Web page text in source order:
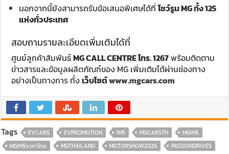
นอกจากนี้ยังสามารถรับข้อเสนอพิเศษได้ที่โชว์รูม MG ทั้ง 125
แห่งทั่วประเทศ
สอบถามรายละเอียดเพิ่มเติมได้ที่
ศูนย์ลูกค้าสัมพันธ์MG CALL CENTRE โทร. 1267พร้อมติดตาม
ข่าวสารและข้อมูลผลิตภัณฑ์ของ MG เพิ่มเติมได้ผ่านช่องทาง
อย่างเป็นทางการ ทั้งเว็บไซต์www.mgcars.com
Tags EVCARS EVPROMOTION IM5 MGCARSTH
MGIM5
MGIM5ราคาไทย
MGTHAILAND MOTORSHOW2026
PASSIONDRIVES